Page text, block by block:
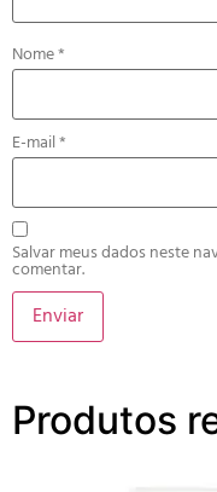
Nome*
E-mail*
Salvar meus dados neste
comentar.
Produtos